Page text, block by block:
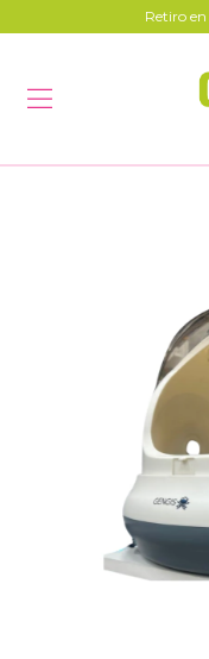
Retiro